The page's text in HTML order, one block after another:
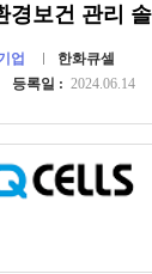
경보건 관리
업
한화큐셀
등록일 : 2024.06.14